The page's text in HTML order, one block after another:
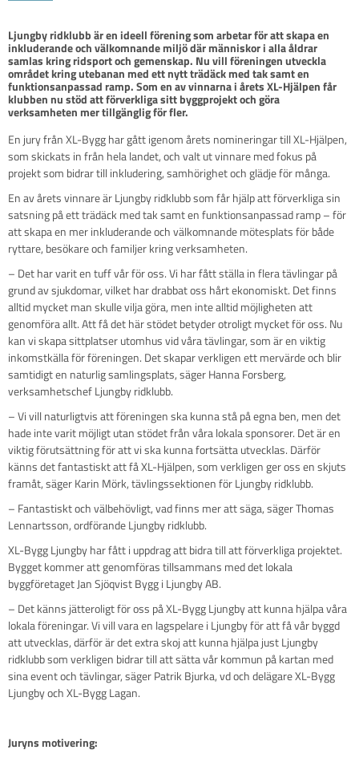
Ljungby ridklubb är en ideell förening som arbetar för att skapa en
inkluderande och välkomnande miljö där människor i alla åldrar
samlas kring ridsport och gemenskap. Nu vill föreningen utveckla
området kring utebanan med ett nytt trädäck med tak samt en
funktionsanpassad ramp. Som en av vinnarna i årets XL-Hjälpen får
klubben nu stöd att förverkliga sitt byggprojekt och göra
verksamheten mer tillgänglig för fler.
En jury från XL-Bygg har gått igenom årets nomineringar till XL-Hjälpen,
som skickats in från hela landet, och valt ut vinnare med fokus på
projekt som bidrar till inkludering, samhörighet och glädje för många.
En av årets vinnare är Ljungby ridklubb som får hjälp att förverkliga sin
satsning på ett trädäck med tak samt en funktionsanpassad ramp – för
att skapa en mer inkluderande och välkomnande mötesplats för både
ryttare, besökare och familjer kring verksamheten.
– Det har varit en tuff vår för oss. Vi har fått ställa in flera tävlingar på
grund av sjukdomar, vilket har drabbat oss hårt ekonomiskt. Det finns
alltid mycket man skulle vilja göra, men inte alltid möjligheten att
genomföra allt. Att få det här stödet betyder otroligt mycket för oss. Nu
kan vi skapa sittplatser utomhus vid våra tävlingar, som är en viktig
inkomstkälla för föreningen. Det skapar verkligen ett mervärde och blir
samtidigt en naturlig samlingsplats, säger Hanna Forsberg,
verksamhetschef Ljungby ridklubb.
– Vi vill naturligtvis att föreningen ska kunna stå på egna ben, men det
hade inte varit möjligt utan stödet från våra lokala sponsorer. Det är en
viktig förutsättning för att vi ska kunna fortsätta utvecklas. Därför
känns det fantastiskt att få XL-Hjälpen, som verkligen ger oss en skjuts
framåt, säger Karin Mörk, tävlingssektionen för Ljungby ridklubb.
– Fantastiskt och välbehövligt, vad finns mer att säga, säger Thomas
Lennartsson, ordförande Ljungby ridklubb.
XL-Bygg Ljungby har fått i uppdrag att bidra till att förverkliga projektet.
Bygget kommer att genomföras tillsammans med det lokala
byggföretaget Jan Sjöqvist Bygg i Ljungby AB.
– Det känns jätteroligt för oss på XL-Bygg Ljungby att kunna hjälpa våra
lokala föreningar. Vi vill vara en lagspelare i Ljungby för att få vår byggd
att utvecklas, därför är det extra skoj att kunna hjälpa just Ljungby
ridklubb som verkligen bidrar till att sätta vår kommun på kartan med
sina event och tävlingar, säger Patrik Bjurka, vd och delägare XL-Bygg
Ljungby och XL-Bygg Lagan.
Juryns motivering: